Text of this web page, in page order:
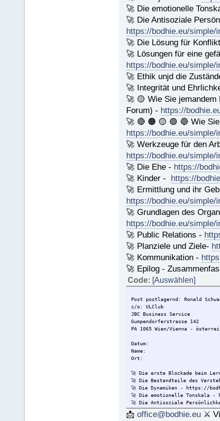
🚀 Die emotionelle
🚀 Die Antisoziale
https://bodhie.eu/simple/
🚀 Die Lösung für
🚀 Lösungen für eine
https://bodhie.eu/simple/
🚀 Ethik unjd die
🚀 Integrität und
🚀 🟡 Wie Sie
Forum) - https://
🚀 🔴 🟠 🟡 🟢 🔵 Wie
https://bodhie.eu/simple/
🚀 Werkzeuge für den
https://bodhie.eu/simple/
🚀 Die Ehe - https://
🚀 Kinder -
https://
🚀 Ermittlung und ihr
https://bodhie.eu/simple/
🚀 Grundlagen des
https://bodhie.eu/simple/
🚀 Public Relations -
🚀 Planziele und Ziele-
🚀 Kommunikation -
🚀 Epilog -
Code: [Auswählen]
Post postlagernd: Ronald
c/o: ULClub
JBC Business Service
Gumpendorferstrasse 142
PA 1065 Wien/Vienna -
Datum:
Name:
Ort:
🚀 Die erste Blockade beim
🚀 Die Bestandteile des
🚀 Die Dynamiken - https://
🚀 Die emotionelle Tonskala
🚀 Die Antisoziale
🚀 Die Lösung für Konflikte -
🚀 Lösungen für eine
📩 office@bodhie.eu⚔